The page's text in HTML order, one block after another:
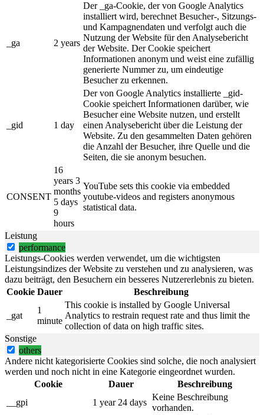
_ga 2 years
Der _ga-Cookie, der von Google Analytics
installiert wird, berechnet Besucher-, Sitzungs-
und Kampagnendaten und verfolgt auch die
Nutzung der Website für den Analysebericht
der Website. Der Cookie speichert
Informationen anonym und weist eine zufällig
generierte Nummer zu, um eindeutige
Besucher zu erkennen.
_gid 1 day
Der von Google Analytics installierte _gid-
Cookie speichert Informationen darüber, wie
Besucher eine Website nutzen, und erstellt
einen Analysebericht über die Leistung der
Website. Zu den gesammelten Daten gehören
die Anzahl der Besucher, ihre Quelle und die
Seiten, die sie anonym besuchen.
CONSENT
16
years 3
months
5 days
9
hours
YouTube sets this cookie via embedded
youtube-videos and registers anonymous
statistical data.
Leistung
performance
Leistungs-Cookies werden verwendet, um die wichtigsten
Leistungsindizes der Website zu verstehen und zu analysieren, was
dazu beiträgt, den Besuchern ein besseres Nutzererlebnis zu bieten.
Cookie Dauer Beschreibung
_gat
1
minute
This cookie is installed by Google Universal
Analytics to restrain request rate and thus limit the
collection of data on high traffic sites.
Sonstige
others
Andere nicht kategorisierte Cookies sind solche, die noch analysiert
werden und noch nicht in eine Kategorie eingeordnet wurden.
Cookie
Dauer
Beschreibung
__gpi
1 year 24 days
Keine Beschreibung
vorhanden.